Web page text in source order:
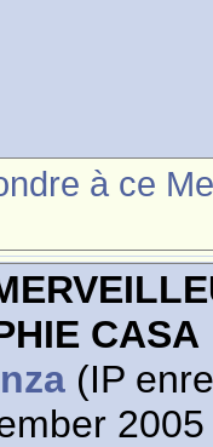
à ce
CASA
(IP